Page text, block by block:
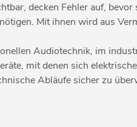
decken Fehler auf,
Mit ihnen wird aus
Audiotechnik, im
mit denen sich
Abläufe sicher zu